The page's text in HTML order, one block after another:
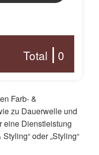
Total 0
Farb- &
zu Dauerwelle und
eine Dienstleistung
oder „Styling“